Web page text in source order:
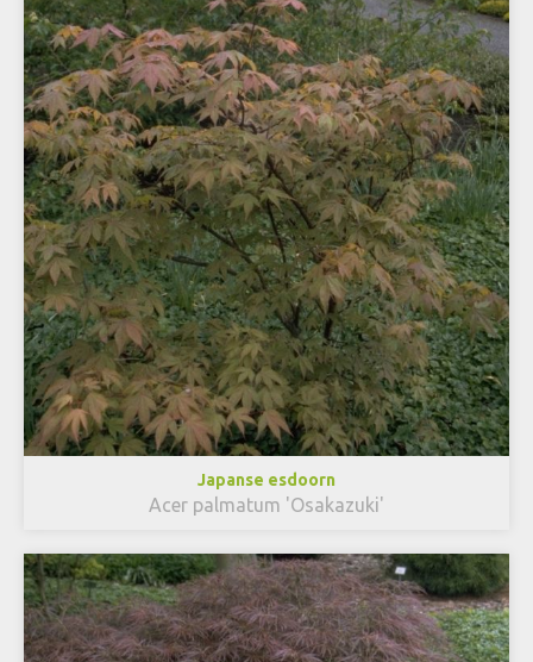
Japanse esdoorn
Acer palmatum 'Osakazuki'